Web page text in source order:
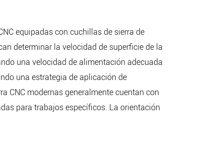
equipadas con cuchillas de sierra de
determinar la velocidad de superficie de la
una velocidad de alimentación adecuada
una estrategia de aplicación de
CNC modernas generalmente cuentan con
para trabajos específicos. La orientación